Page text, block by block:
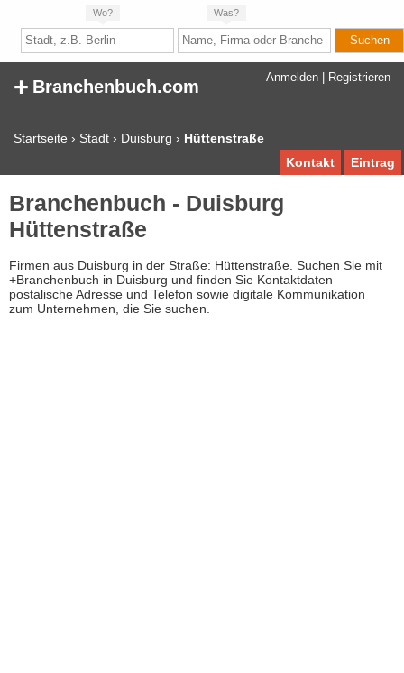
Wo? Was?
Anmelden Registrieren
+ Branchenbuch.com
Startseite › Stadt › Duisburg › Hüttenstraße
Eintrag
Kontakt
Branchenbuch - Duisburg
Hüttenstraße
Firmen aus Duisburg in der Straße: Hüttenstraße. Suchen Sie mit
+Branchenbuch in Duisburg und finden Sie Kontaktdaten
postalische Adresse und Telefon sowie digitale Kommunikation
zum Unternehmen, die Sie suchen.